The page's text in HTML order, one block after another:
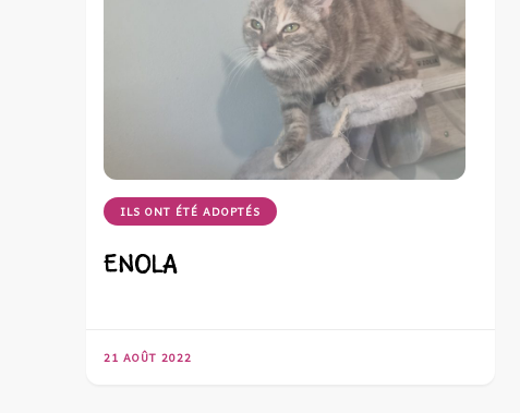
ILS ONT ÉTÉ ADOPTÉS
ENOLA
21 AOÛT 2022